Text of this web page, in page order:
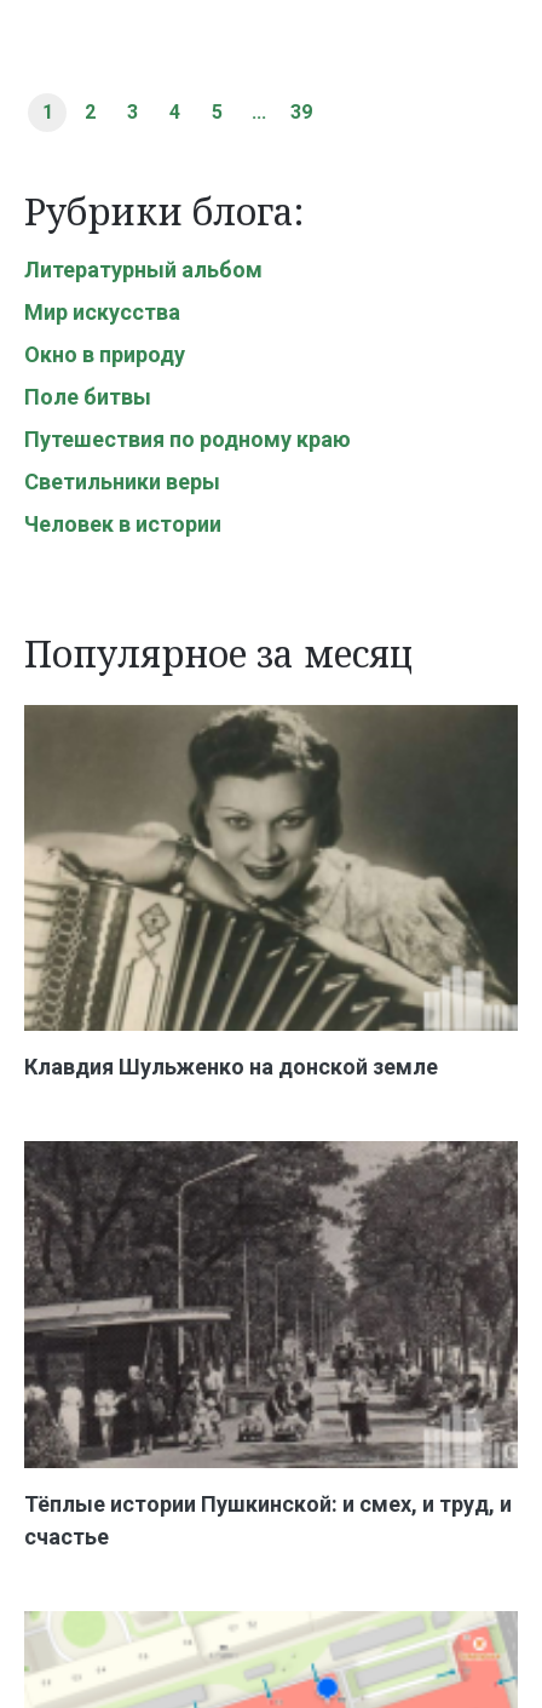
1 2 3 4 5 ... 39
Рубрики блога:
Литературный альбом
Мир искусства
Окно в природу
Поле битвы
Путешествия по родному краю
Светильники веры
Человек в истории
Популярное за месяц
Клавдия Шульженко на донской земле
Тёплые истории Пушкинской: и смех, и труд, и
счастье